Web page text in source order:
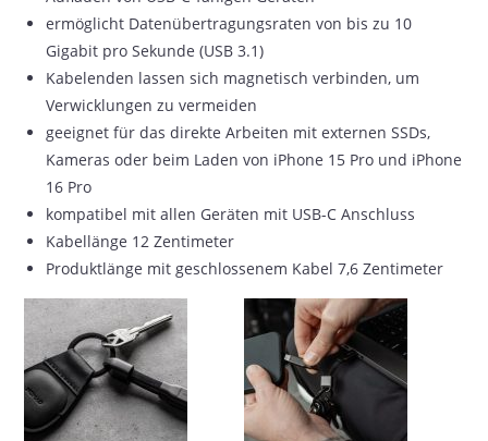
ermöglicht Datenübertragungsraten von bis zu 10
Gigabit pro Sekunde (USB 3.1)
Kabelenden lassen sich magnetisch verbinden, um
Verwicklungen zu vermeiden
geeignet für das direkte Arbeiten mit externen SSDs,
Kameras oder beim Laden von iPhone 15 Pro und iPhone
16 Pro
kompatibel mit allen Geräten mit USB-C Anschluss
Kabellänge 12 Zentimeter
Produktlänge mit geschlossenem Kabel 7,6 Zentimeter